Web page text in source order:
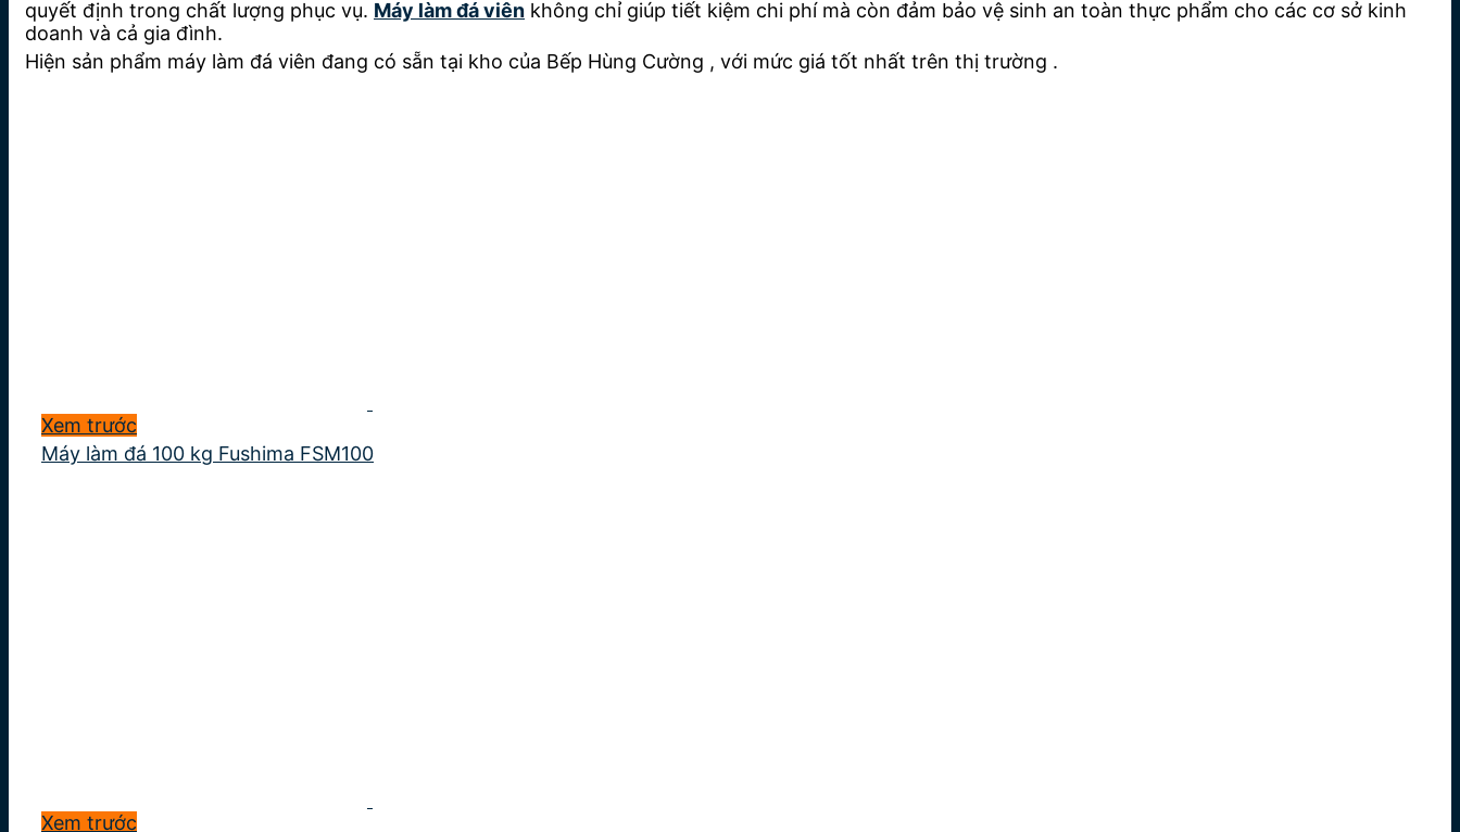
quyết định trong chất lượng phục vụ. Máy làm đá viên không chỉ giúp tiết kiệm chi phí mà còn đảm bảo vệ sinh an toàn thực phẩm cho các cơ sở kinh
doanh và cả gia đình.
Hiện sản phẩm máy làm đá viên đang có sẵn tại kho của Bếp Hùng Cường , với mức giá tốt nhất trên thị trường .
Xem trước
Máy làm đá 100 kg Fushima FSM100
Xem trước